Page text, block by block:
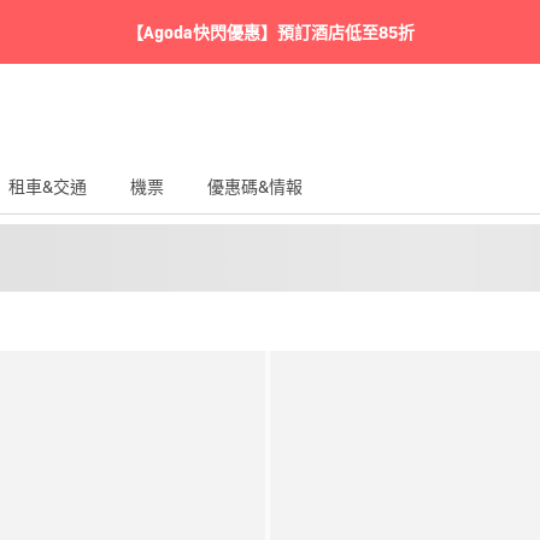
【Agoda快閃優惠】預訂酒店低至85折
租車&交通 機票 優惠碼&情報